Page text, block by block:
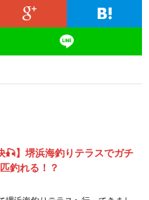
🎣】堺浜海釣りテラスでガチ
釣れる！？